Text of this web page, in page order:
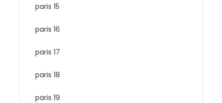
paris 15
paris 16
paris 17
paris 18
paris 19